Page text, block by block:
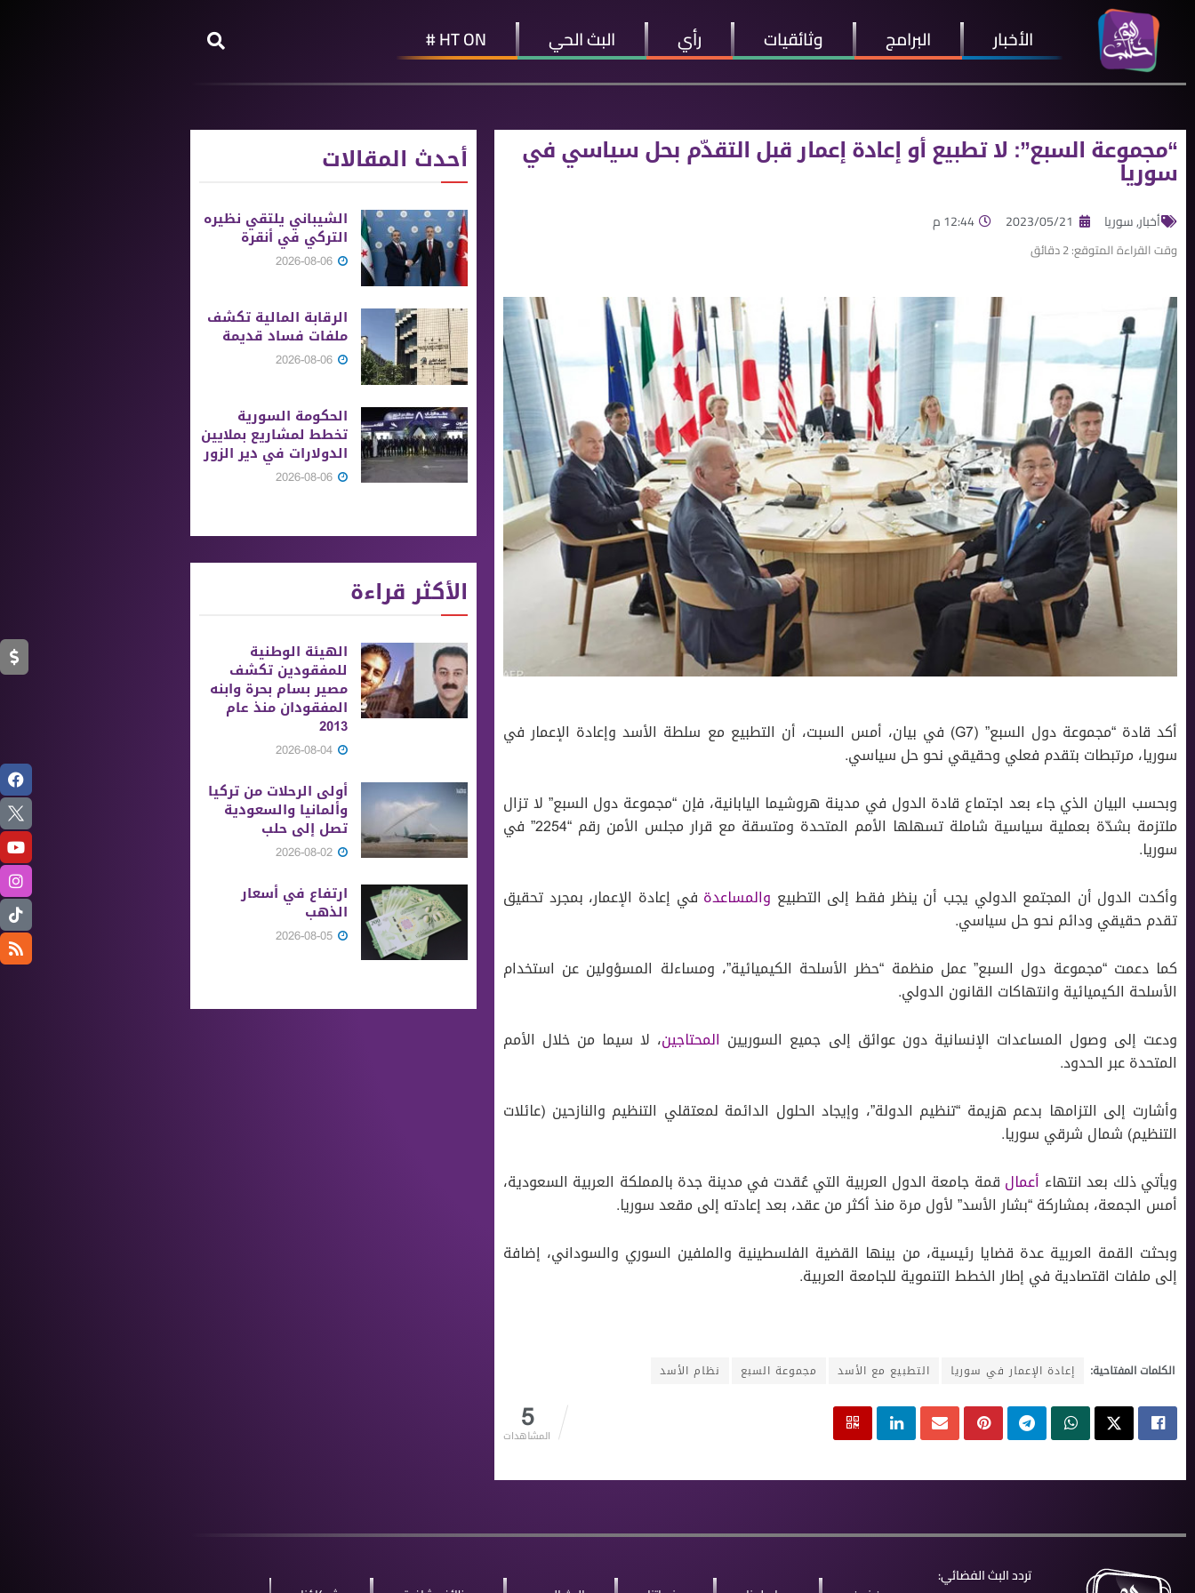
الأخبار البرامج وثائقيات رأي البث الحي HT ON #
“مجموعة السبع”: لا تطبيع أو إعادة إعمار قبل التقدّم بحل سياسي في
سوريا
أخبار,سوريا 2023/05/21 12:44 م
وقت القراءة المتوقع:2دقائق
أكد قادة “مجموعة دول السبع” (G7) في بيان، أمس السبت، أن التطبيع مع سلطة الأسد وإعادة الإعمار في
سوريا، مرتبطات بتقدم فعلي وحقيقي نحو حل سياسي.
وبحسب البيان الذي جاء بعد اجتماع قادة الدول في مدينة هروشيما اليابانية، فإن “مجموعة دول السبع” لا تزال
ملتزمة بشدّة بعملية سياسية شاملة تسهلها الأمم المتحدة ومتسقة مع قرار مجلس الأمن رقم “2254” في
سوريا.
وأكدت الدول أن المجتمع الدولي يجب أن ينظر فقط إلى التطبيع والمساعدة في إعادة الإعمار، بمجرد تحقيق
تقدم حقيقي ودائم نحو حل سياسي.
كما دعمت “مجموعة دول السبع” عمل منظمة “حظر الأسلحة الكيميائية”، ومساءلة المسؤولين عن استخدام
الأسلحة الكيميائية وانتهاكات القانون الدولي.
ودعت إلى وصول المساعدات الإنسانية دون عوائق إلى جميع السوريين المحتاجين، لا سيما من خلال الأمم
المتحدة عبر الحدود.
وأشارت إلى التزامها بدعم هزيمة “تنظيم الدولة”، وإيجاد الحلول الدائمة لمعتقلي التنظيم والنازحين (عائلات
التنظيم) شمال شرقي سوريا.
ويأتي ذلك بعد انتهاء أعمال قمة جامعة الدول العربية التي عُقدت في مدينة جدة بالمملكة العربية السعودية،
أمس الجمعة، بمشاركة “بشار الأسد” لأول مرة منذ أكثر من عقد، بعد إعادته إلى مقعد سوريا.
وبحثت القمة العربية عدة قضايا رئيسية، من بينها القضية الفلسطينية والملفين السوري والسوداني، إضافة
إلى ملفات اقتصادية في إطار الخطط التنموية للجامعة العربية.
الكلمات المفتاحية: إعادة الإعمار في سوريا التطبيع مع الأسد مجموعة السبع نظام الأسد
5
المشاهدات
أحدث المقالات
الشيباني يلتقي نظيره
التركي في أنقرة
الرقابة المالية تكشف
ملفات فساد قديمة
الحكومة السورية
تخطط لمشاريع بملايين
الدولارات في دير الزور
الأكثر قراءة
الهيئة الوطنية
للمفقودين تكشف
مصير بسام بحرة وابنه
المفقودان منذ عام
2013
أولى الرحلات من ‏تركيا
وألمانيا والسعودية
تصل إلى حلب
ارتفاع في أسعار
الذهب
تردد البث الفضائي: